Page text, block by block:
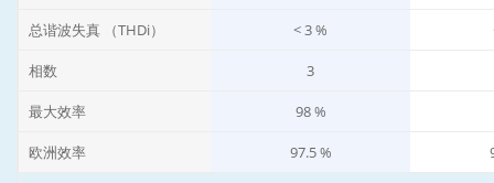
总谐波失真 （THDi） < 3 %
相数 3
最大效率 98 %
欧洲效率 97.5 %